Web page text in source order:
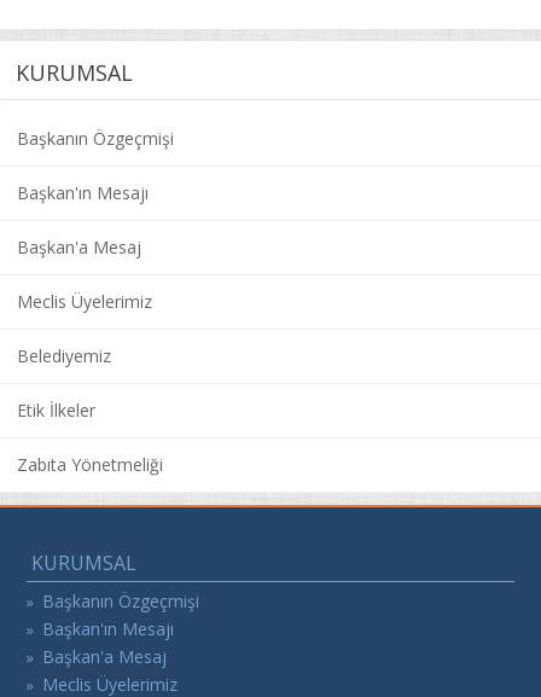
KURUMSAL
Başkanın Özgeçmişi
Başkan'ın Mesajı
Başkan'a Mesaj
Meclis Üyelerimiz
Belediyemiz
Etik İlkeler
Zabıta Yönetmeliği
KURUMSAL
» Başkanın Özgeçmişi
» Başkan'ın Mesajı
» Başkan'a Mesaj
» Meclis Üyelerimiz